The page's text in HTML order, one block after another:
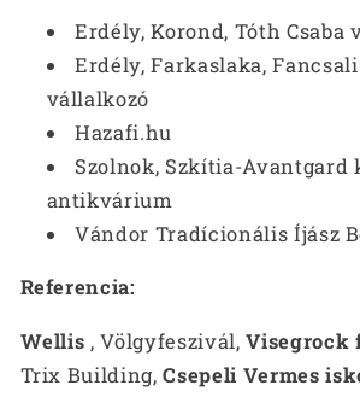
Erdély, Korond, Tóth Csaba
Erdély, Farkaslaka,
vállalkozó
Hazafi.hu
Szolnok, Szkítia-Avantgard
antikvárium
Vándor Tradícionális Íjász
Referencia:
Wellis , Völgyfeszivál,Visegrock
Trix Building,Csepeli Vermes